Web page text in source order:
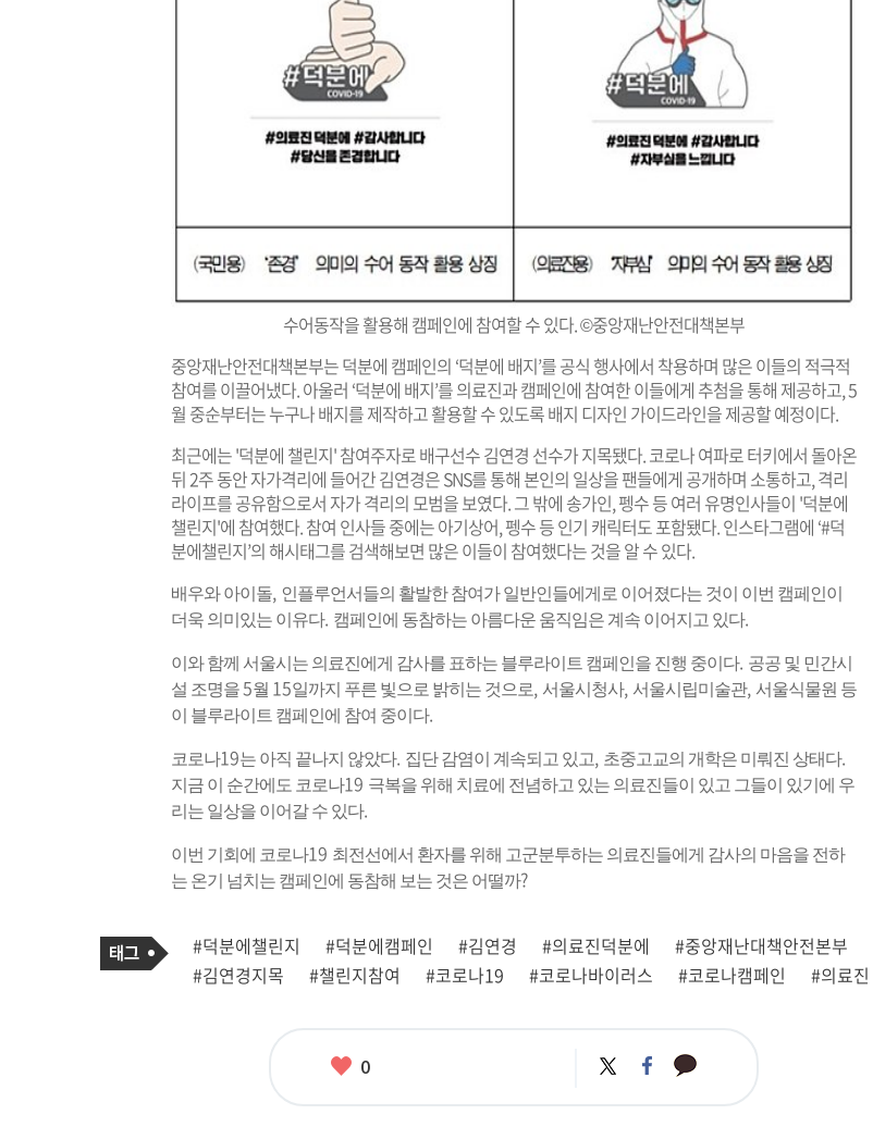
수어동작을 활용해 캠페인에 참여할 수 있다. ©중앙재난안전대책본부
중앙재난안전대책본부는 덕분에 캠페인의 ‘덕분에 배지’를 공식 행사에서 착용하며 많은 이들의 적극적
참여를 이끌어냈다. 아울러 ‘덕분에 배지’를 의료진과 캠페인에 참여한 이들에게 추첨을 통해 제공하고, 5
월 중순부터는 누구나 배지를 제작하고 활용할 수 있도록 배지 디자인 가이드라인을 제공할 예정이다.
최근에는 '덕분에 챌린지' 참여주자로 배구선수 김연경 선수가 지목됐다. 코로나 여파로 터키에서 돌아온
뒤 2주 동안 자가격리에 들어간 김연경은 SNS를 통해 본인의 일상을 팬들에게 공개하며 소통하고, 격리
라이프를 공유함으로서 자가 격리의 모범을 보였다. 그 밖에 송가인, 펭수 등 여러 유명인사들이 '덕분에
챌린지'에 참여했다. 참여 인사들 중에는 아기상어, 펭수 등 인기 캐릭터도 포함됐다. 인스타그램에 ‘#덕
분에챌린지’의 해시태그를 검색해보면 많은 이들이 참여했다는 것을 알 수 있다.
배우와 아이돌, 인플루언서들의 활발한 참여가 일반인들에게로 이어졌다는 것이 이번 캠페인이
더욱 의미있는 이유다. 캠페인에 동참하는 아름다운 움직임은 계속 이어지고 있다.
이와 함께 서울시는 의료진에게 감사를 표하는 블루라이트 캠페인을 진행 중이다. 공공 및 민간시
설 조명을5월 15일까지 푸른 빛으로 밝히는 것으로, 서울시청사, 서울시립미술관, 서울식물원 등
이 블루라이트 캠페인에 참여 중이다.
코로나19는 아직 끝나지 않았다. 집단 감염이 계속되고 있고, 초중고교의 개학은 미뤄진 상태다.
지금 이 순간에도 코로나19 극복을 위해 치료에 전념하고 있는 의료진들이 있고 그들이 있기에 우
리는 일상을 이어갈 수 있다.
이번 기회에 코로나19 최전선에서 환자를 위해 고군분투하는 의료진들에게 감사의 마음을 전하
는 온기 넘치는 캠페인에 동참해 보는 것은 어떨까?
사
관
련
태
그
#덕분에챌린지 #덕분에캠페인 #김연경 #의료진덕분에
#중앙재난대책안전본부
#김연경지목
#챌린지참여 #코로나19 #코로나바이러스 #코로나캠페인 #의료진
좋
0 트
위
페
이
카
카